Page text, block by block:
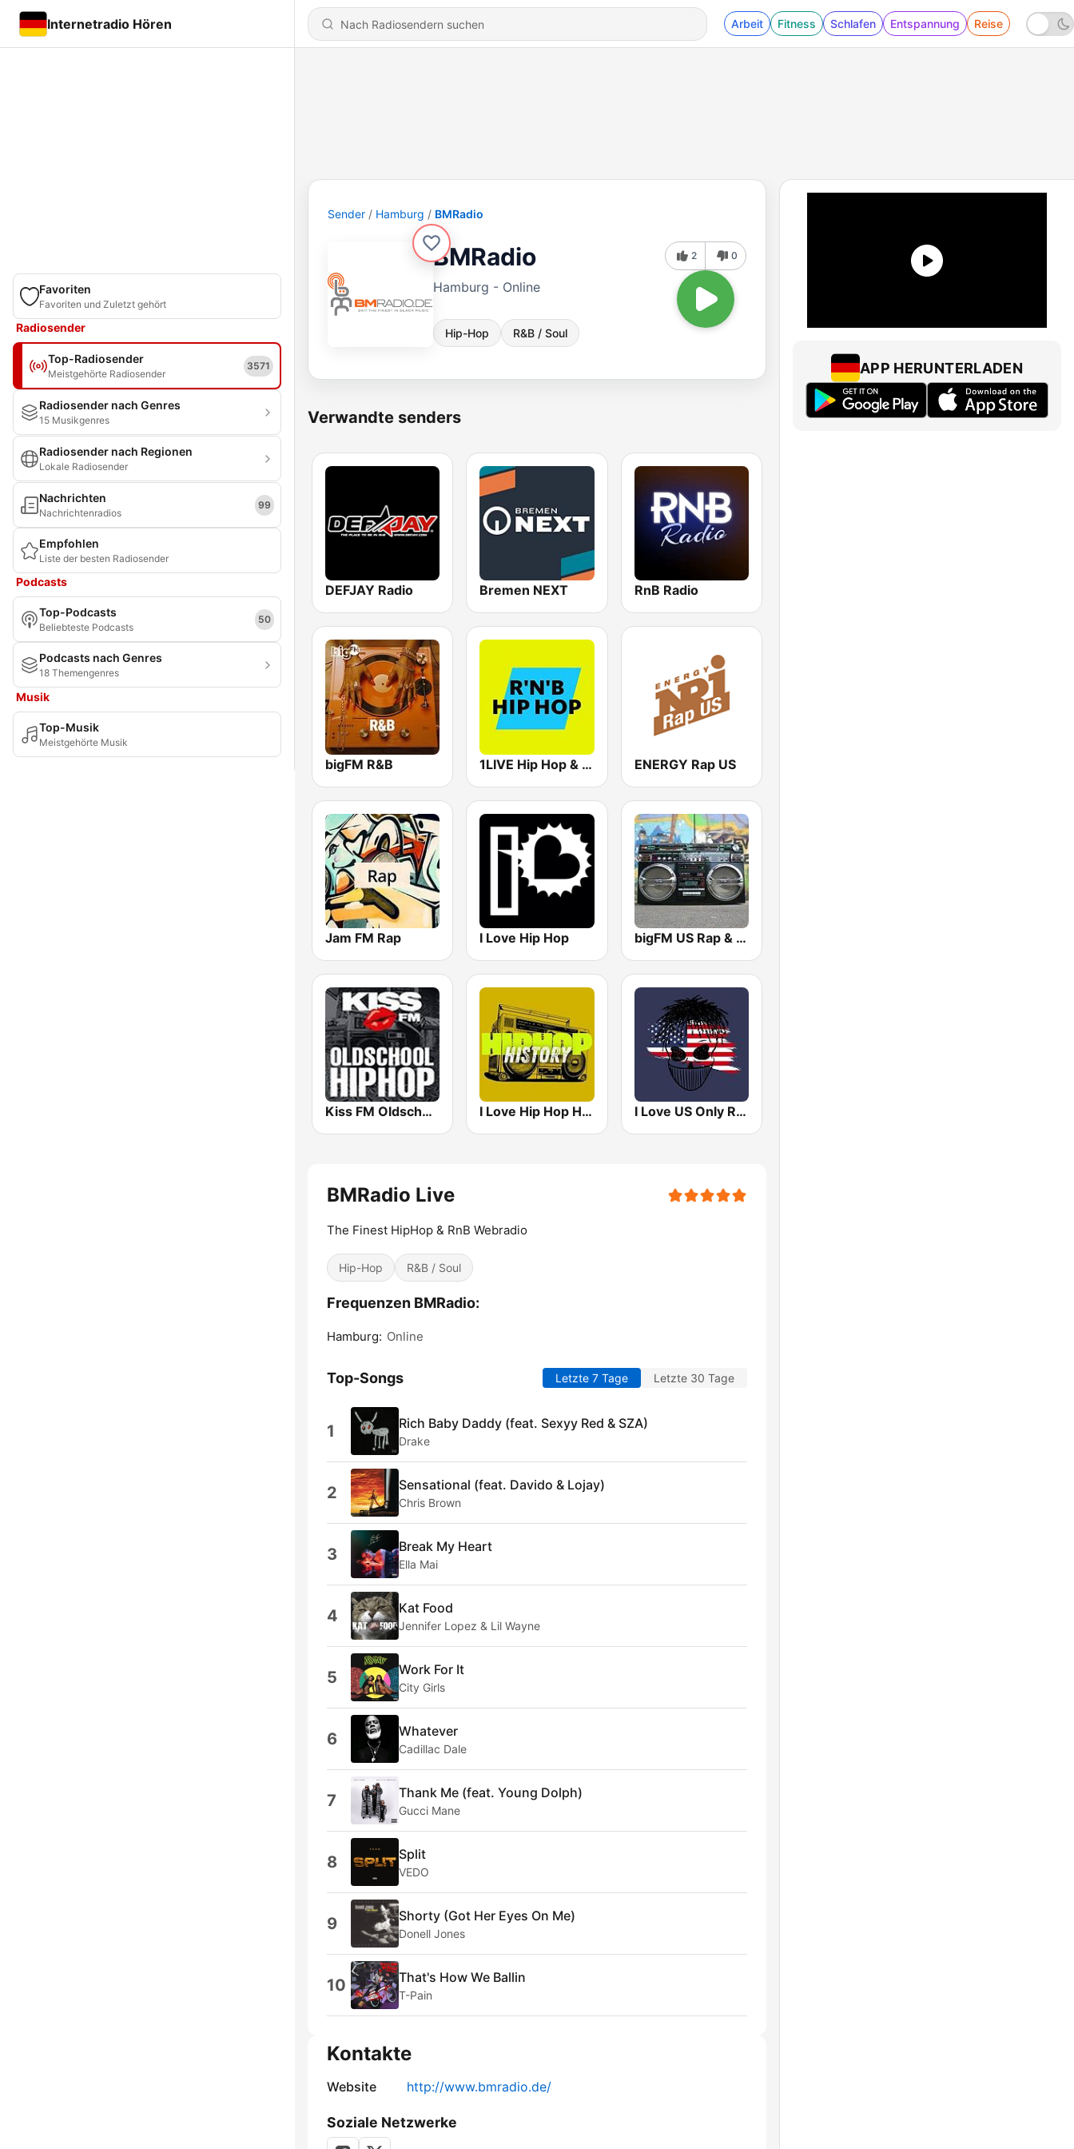
Internetradio Hören Arbeit Fitness Schlafen Entspannung Reise
Favoriten
Favoriten und Zuletzt gehört
Radiosender
Top-Radiosender
Meistgehörte Radiosender
3571
Radiosender nach Genres
15 Musikgenres
Radiosender nach Regionen
Lokale Radiosender
Nachrichten
Nachrichtenradios
99
Empfohlen
Liste der besten Radiosender
Podcasts
Top-Podcasts
Beliebteste Podcasts
50
Podcasts nach Genres
18 Themengenres
Musik
Top-Musik
Meistgehörte Musik
Sender Hamburg BMRadio
BMRadio
Hamburg - Online
Hip-Hop R&B / Soul
2 0
Verwandte senders
DEFJAY Radio Bremen NEXT RnB Radio
bigFM R&B 1LIVE Hip Hop & RnB ENERGY Rap US
Jam FM Rap I Love Hip Hop bigFM US Rap & Hip-Hop
Kiss FM Oldschool Hip Hop I Love Hip Hop History I Love US Only Rap Radio
BMRadio Live
The Finest HipHop & RnB Webradio
Hip-Hop R&B / Soul
Frequenzen BMRadio:
Hamburg: Online
Top-Songs Letzte 7 Tage Letzte 30 Tage
1 Rich Baby Daddy (feat. Sexyy Red & SZA)
Drake
2 Sensational (feat. Davido & Lojay)
Chris Brown
3 Break My Heart
Ella Mai
4 Kat Food
Jennifer Lopez & Lil Wayne
5 Work For It
City Girls
6 Whatever
Cadillac Dale
7 Thank Me (feat. Young Dolph)
Gucci Mane
8 Split
VEDO
9 Shorty (Got Her Eyes On Me)
Donell Jones
10 That's How We Ballin
T-Pain
Kontakte
Website http://www.bmradio.de/
Soziale Netzwerke
APP HERUNTERLADEN